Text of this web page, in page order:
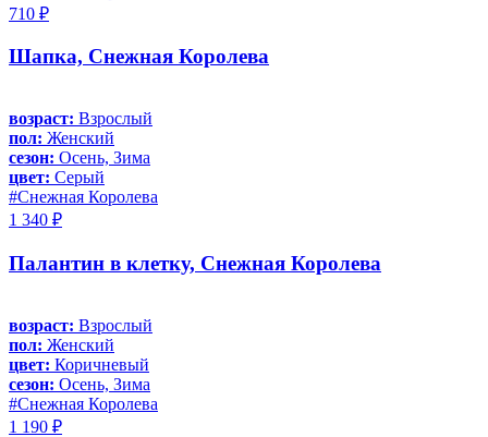
710 ₽
Шапка, Снежная Королева
возраст: Взрослый
пол: Женский
сезон: Осень, Зима
цвет: Серый
#Снежная Королева
1 340 ₽
Палантин в клетку, Снежная Королева
возраст: Взрослый
пол: Женский
цвет: Коричневый
сезон: Осень, Зима
#Снежная Королева
1 190 ₽